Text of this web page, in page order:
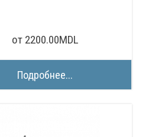
от 2200.00MDL
Подробнее...